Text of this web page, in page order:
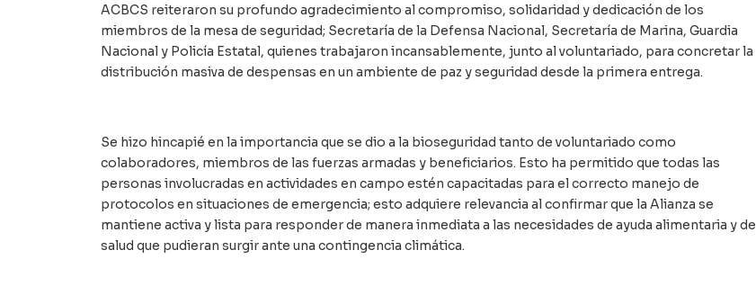
ACBCS reiteraron su profundo agradecimiento al compromiso, solidaridad y dedicación de los
miembros de la mesa de seguridad; Secretaría de la Defensa Nacional, Secretaría de Marina, Guardia
Nacional y Policía Estatal, quienes trabajaron incansablemente, junto al voluntariado, para concretar la
distribución masiva de despensas en un ambiente de paz y seguridad desde la primera entrega.
Se hizo hincapié en la importancia que se dio a la bioseguridad tanto de voluntariado como
colaboradores, miembros de las fuerzas armadas y beneficiarios. Esto ha permitido que todas las
personas involucradas en actividades en campo estén capacitadas para el correcto manejo de
protocolos en situaciones de emergencia; esto adquiere relevancia al confirmar que la Alianza se
mantiene activa y lista para responder de manera inmediata a las necesidades de ayuda alimentaria y de
salud que pudieran surgir ante una contingencia climática.